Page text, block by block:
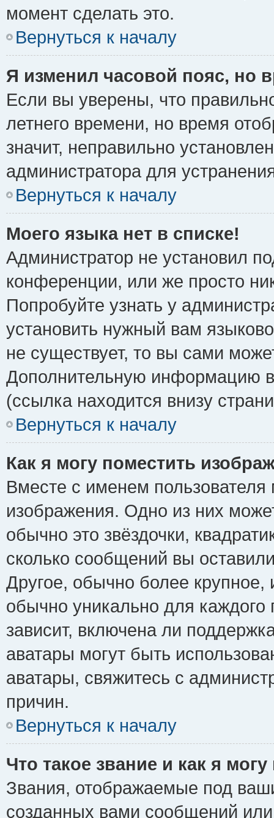
момент сделать это.
Вернуться к началу
Я изменил часовой пояс, но
Если вы уверены, что
летнего времени, но время
значит, неправильно
администратора для
Вернуться к началу
Моего языка нет в списке!
Администратор не установил
конференции, или же просто
Попробуйте узнать у
установить нужный вам
не существует, то вы сами
Дополнительную информацию
(ссылка находится внизу
Вернуться к началу
Как я могу поместить
Вместе с именем пользователя
изображения. Одно из них
обычно это звёздочки,
сколько сообщений вы
Другое, обычно более крупное,
обычно уникально для каждого
зависит, включена ли
аватары могут быть
аватары, свяжитесь с
причин.
Вернуться к началу
Что такое звание и как я
Звания, отображаемые под
созданных вами сообщений